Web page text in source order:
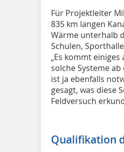
Für Projektleiter
835 km langen
Wärme unterhalb
Schulen,
„Es kommt
solche Systeme ab
ist ja ebenfalls
gesagt, was diese
Feldversuch
Qualifikation